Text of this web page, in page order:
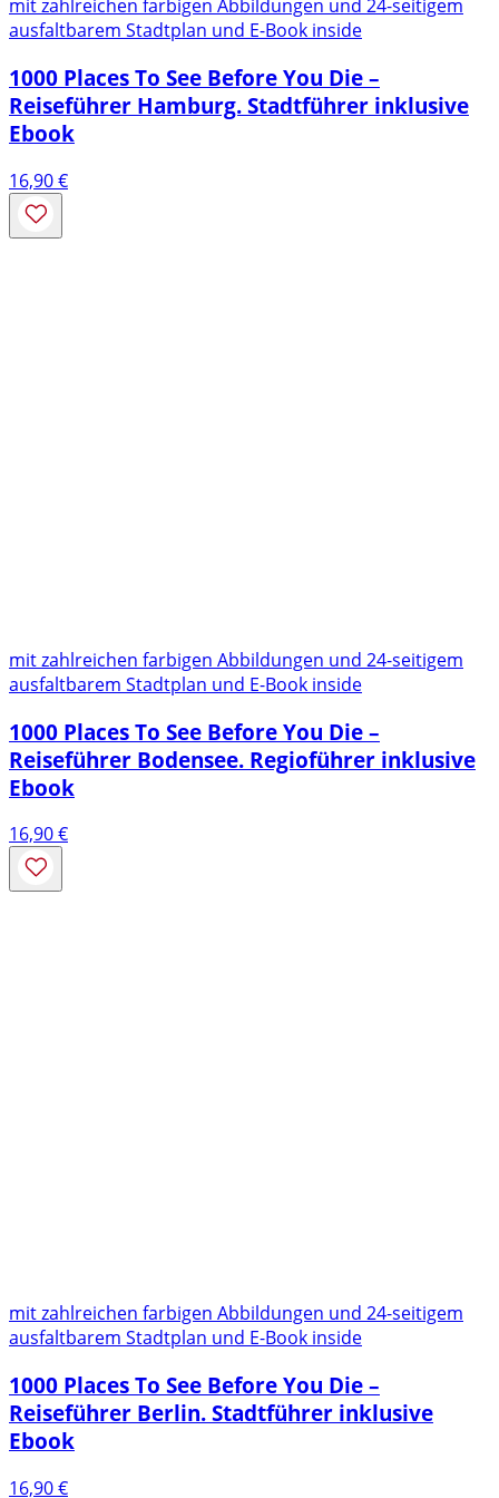
mit zahlreichen farbigen Abbildungen und 24-seitigem
ausfaltbarem Stadtplan und E-Book inside
1000 Places To See Before You Die –
Reiseführer Hamburg. Stadtführer inklusive
Ebook
16,90€
mit zahlreichen farbigen Abbildungen und 24-seitigem
ausfaltbarem Stadtplan und E-Book inside
1000 Places To See Before You Die –
Reiseführer Bodensee. Regioführer inklusive
Ebook
16,90€
mit zahlreichen farbigen Abbildungen und 24-seitigem
ausfaltbarem Stadtplan und E-Book inside
1000 Places To See Before You Die –
Reiseführer Berlin. Stadtführer inklusive
Ebook
16,90€